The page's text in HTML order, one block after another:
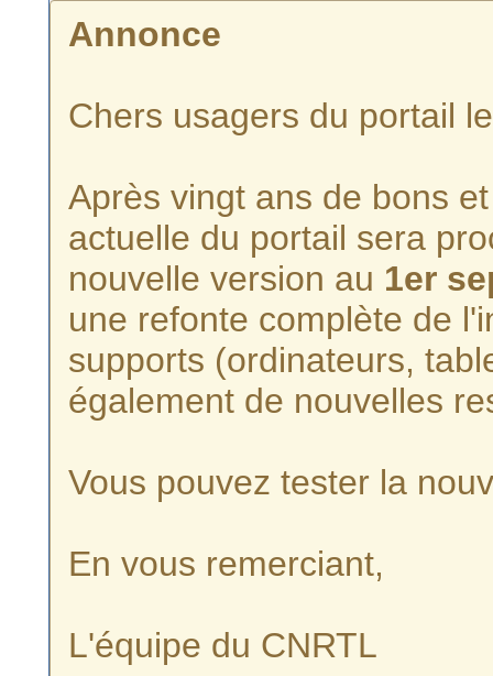
Annonce
Chers usagers du portail
Après vingt ans de bons
actuelle du portail sera
nouvelle version au 1er
une refonte complète de
supports (ordinateurs,
également de nouvelles
Vous pouvez tester la
En vous remerciant,
L'équipe du CNRTL